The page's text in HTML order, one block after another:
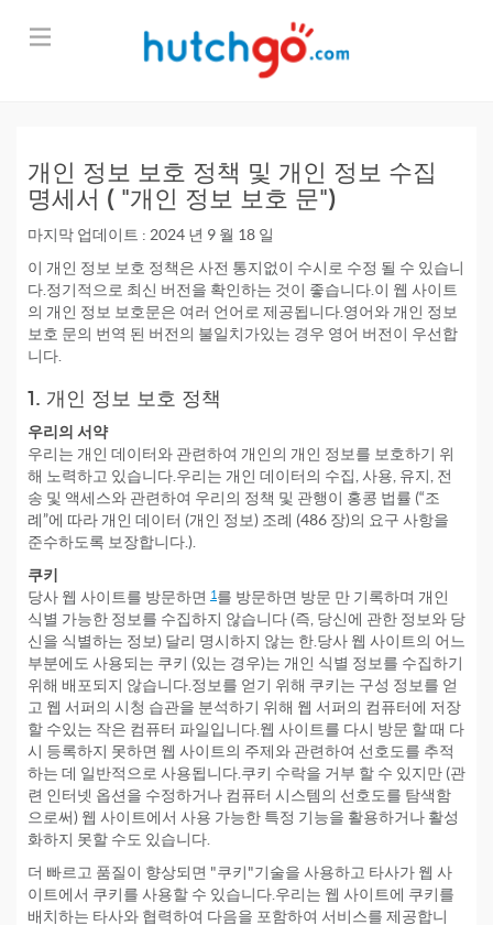
개인 정보 보호 정책 및 개인 정보 수집
명세서 ( "개인 정보 보호 문")
마지막 업데이트 : 2024 년 9 월 18 일
이 개인 정보 보호 정책은 사전 통지없이 수시로 수정 될 수 있습니
다.정기적으로 최신 버전을 확인하는 것이 좋습니다.이 웹 사이트
의 개인 정보 보호문은 여러 언어로 제공됩니다.영어와 개인 정보
보호 문의 번역 된 버전의 불일치가있는 경우 영어 버전이 우선합
니다.
1. 개인 정보 보호 정책
우리의 서약
우리는 개인 데이터와 관련하여 개인의 개인 정보를 보호하기 위
해 노력하고 있습니다.우리는 개인 데이터의 수집, 사용, 유지, 전
송 및 액세스와 관련하여 우리의 정책 및 관행이 홍콩 법률 (“조
례”에 따라 개인 데이터 (개인 정보) 조례 (486 장)의 요구 사항을
준수하도록 보장합니다.).
쿠키
당사 웹 사이트를 방문하면 1를 방문하면 방문 만 기록하며 개인
식별 가능한 정보를 수집하지 않습니다 (즉, 당신에 관한 정보와 당
신을 식별하는 정보) 달리 명시하지 않는 한.당사 웹 사이트의 어느
부분에도 사용되는 쿠키 (있는 경우)는 개인 식별 정보를 수집하기
위해 배포되지 않습니다.정보를 얻기 위해 쿠키는 구성 정보를 얻
고 웹 서퍼의 시청 습관을 분석하기 위해 웹 서퍼의 컴퓨터에 저장
할 수있는 작은 컴퓨터 파일입니다.웹 사이트를 다시 방문 할 때 다
시 등록하지 못하면 웹 사이트의 주제와 관련하여 선호도를 추적
하는 데 일반적으로 사용됩니다.쿠키 수락을 거부 할 수 있지만 (관
련 인터넷 옵션을 수정하거나 컴퓨터 시스템의 선호도를 탐색함
으로써) 웹 사이트에서 사용 가능한 특정 기능을 활용하거나 활성
화하지 못할 수도 있습니다.
더 빠르고 품질이 향상되면 "쿠키"기술을 사용하고 타사가 웹 사
이트에서 쿠키를 사용할 수 있습니다.우리는 웹 사이트에 쿠키를
배치하는 타사와 협력하여 다음을 포함하여 서비스를 제공합니